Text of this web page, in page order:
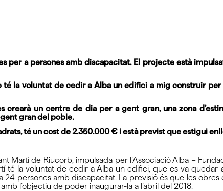
per a persones amb discapacitat. El projecte està
té la voluntat de cedir a Alba un edifici a mig construir
crearà un centre de dia per a gent gran, una zona
gran del poble.
té un cost de 2.350.000 € i està previst que estigui
Martí de Riucorb, impulsada per l’Associació Alba –
té la voluntat de cedir a Alba un edifici, que es va
24 persones amb discapacitat. La previsió és que les
l’objectiu de poder inaugurar-la a l’abril del 2018.